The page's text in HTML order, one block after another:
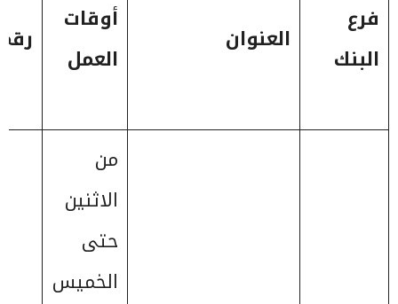
فرع
البنك
العنوان
أوقات
العمل
من
الاثنين
حتى
الخميس